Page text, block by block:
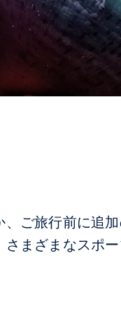
ご旅行前に追
まざまなスポ